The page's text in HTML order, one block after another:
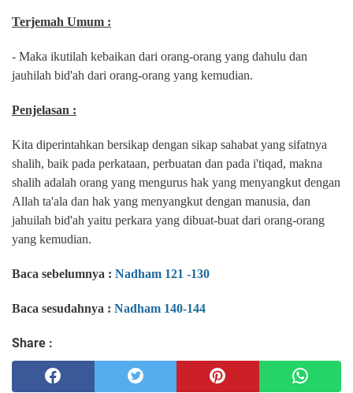
Terjemah Umum :
- Maka ikutilah kebaikan dari orang-orang yang dahulu dan
jauhilah bid'ah dari orang-orang yang kemudian.
Penjelasan :
Kita diperintahkan bersikap dengan sikap sahabat yang sifatnya
shalih, baik pada perkataan, perbuatan dan pada i'tiqad, makna
shalih adalah orang yang mengurus hak yang menyangkut dengan
Allah ta'ala dan hak yang menyangkut dengan manusia, dan
jahuilah bid'ah yaitu perkara yang dibuat-buat dari orang-orang
yang kemudian.
Baca sebelumnya : Nadham 121 -130
Baca sesudahnya : Nadham 140-144
Share :